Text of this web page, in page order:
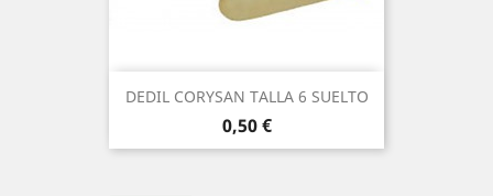
DEDIL CORYSAN TALLA 6 SUELTO
Precio
0,50 €